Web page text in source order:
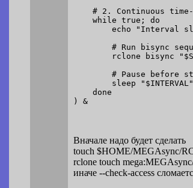
# 2. Continuous
    while true; do
echo "Interval
# Run bisync
rclone bisync
# Pause before
        sleep "$INTERVAL"
    done
Вначале надо будет сделать
touch $HOME/MEGAsync/
rclone touch
иначе --check-access